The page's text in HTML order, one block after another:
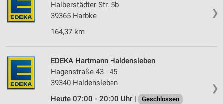
❯
Halberstädter Str. 5b
39365 Harbke
164,37 km
❯
EDEKA Hartmann Haldensleben
Hagenstraße 43 - 45
39340 Haldensleben
Heute 07:00 - 20:00 Uhr |
Geschlossen